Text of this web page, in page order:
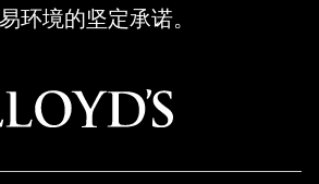
Broker
环境的坚定承诺。